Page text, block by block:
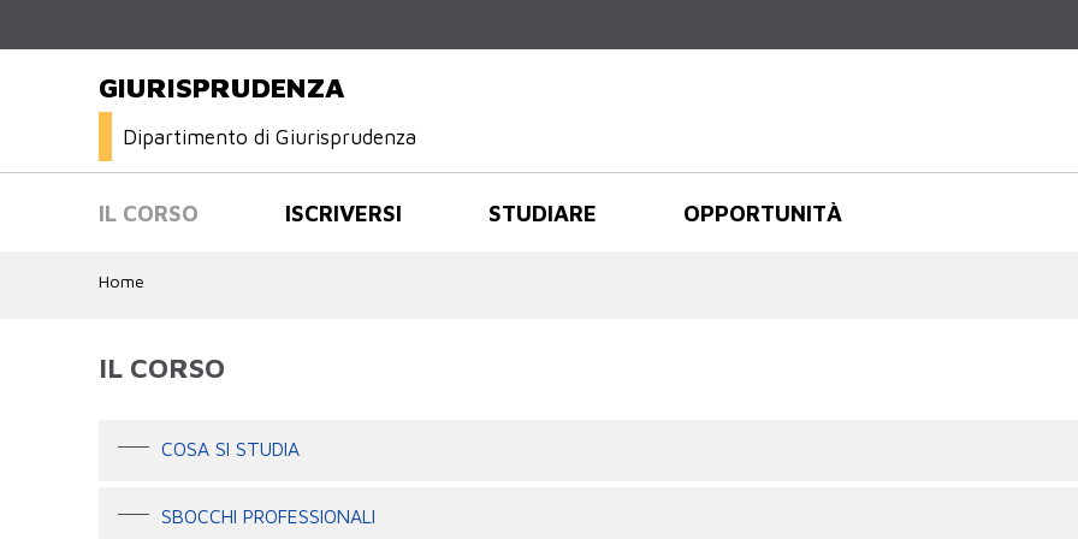
GIURISPRUDENZA
Dipartimento di Giurisprudenza
IL CORSO ISCRIVERSI STUDIARE OPPORTUNITÀ
Home
IL CORSO
COSA SI STUDIA
SBOCCHI PROFESSIONALI